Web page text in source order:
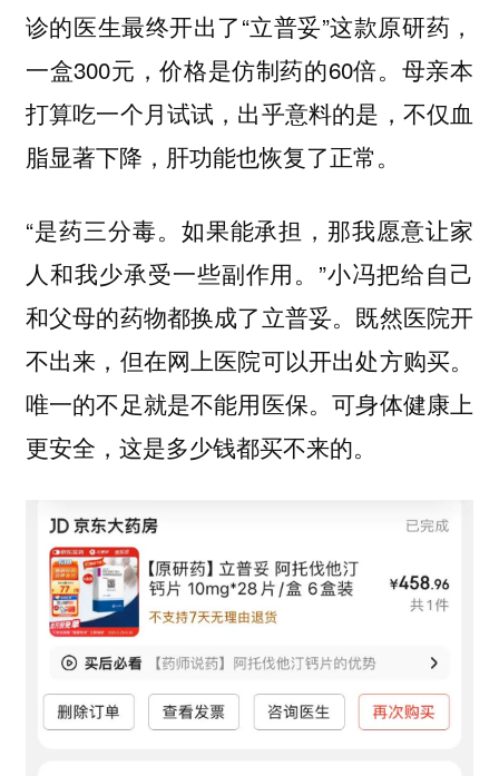
诊的医生最终开出了“立普妥”这款原研药，
一盒300元，价格是仿制药的60倍。母亲本
打算吃一个月试试，出乎意料的是，不仅血
脂显著下降，肝功能也恢复了正常。
“是药三分毒。如果能承担，那我愿意让家
人和我少承受一些副作用。”小冯把给自己
和父母的药物都换成了立普妥。既然医院开
不出来，但在网上医院可以开出处方购买。
唯一的不足就是不能用医保。可身体健康上
更安全，这是多少钱都买不来的。